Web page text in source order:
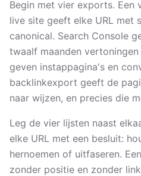
Begin met vier exports. Een
live site geeft elke URL met
canonical. Search Console
twaalf maanden
geven instappagina's en
backlinkexport geeft de
naar wijzen, en precies die
Leg de vier lijsten naast
elke URL met een besluit:
hernoemen of uitfaseren.
zonder positie en zonder